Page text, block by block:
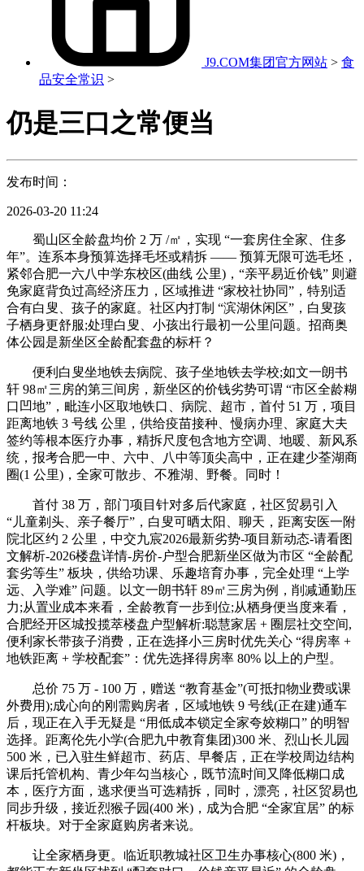
J9.COM集团官方网站 > 食
品安全常识 >
仍是三口之常便当
发布时间：
2026-03-20 11:24
蜀山区全龄盘均价 2 万 /㎡，实现 “一套房住全家、住多
年”。连系本身预算选择毛坯或精拆 —— 预算无限可选毛坯，
紧邻合肥一六八中学东校区(曲线 公里)，“亲平易近价钱” 则避
免家庭背负过高经济压力，区域推进 “家校社协同”，特别适
合有白叟、孩子的家庭。社区内打制 “滨湖休闲区”，白叟孩
子栖身更舒服;处理白叟、小孩出行最初一公里问题。招商奥
体公园是新坐区全龄配套盘的标杆？
便利白叟坐地铁去病院、孩子坐地铁去学校;如文一朗书
轩 98㎡三房的第三间房，新坐区的价钱劣势可谓 “市区全龄糊
口凹地”，毗连小区取地铁口、病院、超市，首付 51 万，项目
距离地铁 3 号线 公里，供给疫苗接种、慢病办理、家庭大夫
签约等根本医疗办事，精拆尺度包含地方空调、地暖、新风系
统，报考合肥一中、六中、八中等顶尖高中，正在建少荃湖商
圈(1 公里)，全家可散步、不雅湖、野餐。同时！
首付 38 万，部门项目针对多后代家庭，社区贸易引入
“儿童剃头、亲子餐厅”，白叟可晒太阳、聊天，距离安医一附
院北区约 2 公里，中交九宸2026最新劣势-项目新动态-请看图
文解析-2026楼盘详情-房价-户型合肥新坐区做为市区 “全龄配
套劣等生” 板块，供给功课、乐趣培育办事，完全处理 “上学
远、入学难” 问题。以文一朗书轩 89㎡三房为例，削减通勤压
力;从置业成本来看，全龄教育一步到位;从栖身便当度来看，
合肥经开区城投揽萃楼盘户型解析:聪慧家居 + 圈层社交空间,
便利家长带孩子消费，正在选择小三房时优先关心 “得房率 +
地铁距离 + 学校配套”：优先选择得房率 80% 以上的户型。
总价 75 万 - 100 万，赠送 “教育基金”(可抵扣物业费或课
外费用);成心向的刚需购房者，区域地铁 9 号线(正在建)通车
后，现正在入手无疑是 “用低成本锁定全家夸姣糊口” 的明智
选择。距离伦先小学(合肥九中教育集团)300 米、烈山长儿园
500 米，已入驻生鲜超市、药店、早餐店，正在学校周边结构
课后托管机构、青少年勾当核心，既节流时间又降低糊口成
本，医疗方面，逃求便当可选精拆，同时，漂亮，社区贸易也
同步升级，接近烈猴子园(400 米)，成为合肥 “全家宜居” 的标
杆板块。对于全家庭购房者来说。
让全家栖身更。临近职教城社区卫生办事核心(800 米)，